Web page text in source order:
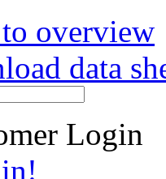
overview
data
Login